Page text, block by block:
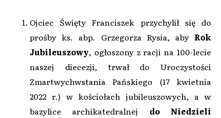
Ojciec Święty Franciszek przychylił się do
prośby ks. abp. Grzegorza Rysia, aby Rok
Jubileuszowy, ogłoszony z racji na 100-lecie
naszej diecezji, trwał do Uroczystości
Zmartwychwstania Pańskiego (17 kwietnia
2022 r.) w kościołach jubileuszowych, a w
bazylice archikatedralnej do Niedzieli